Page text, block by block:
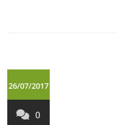
26/07/2017
0